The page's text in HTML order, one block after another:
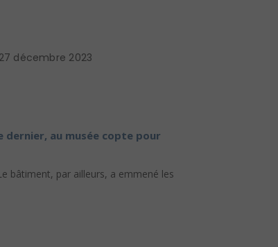
27 décembre 2023
dernier, au musée copte pour
bâtiment, par ailleurs, a emmené les